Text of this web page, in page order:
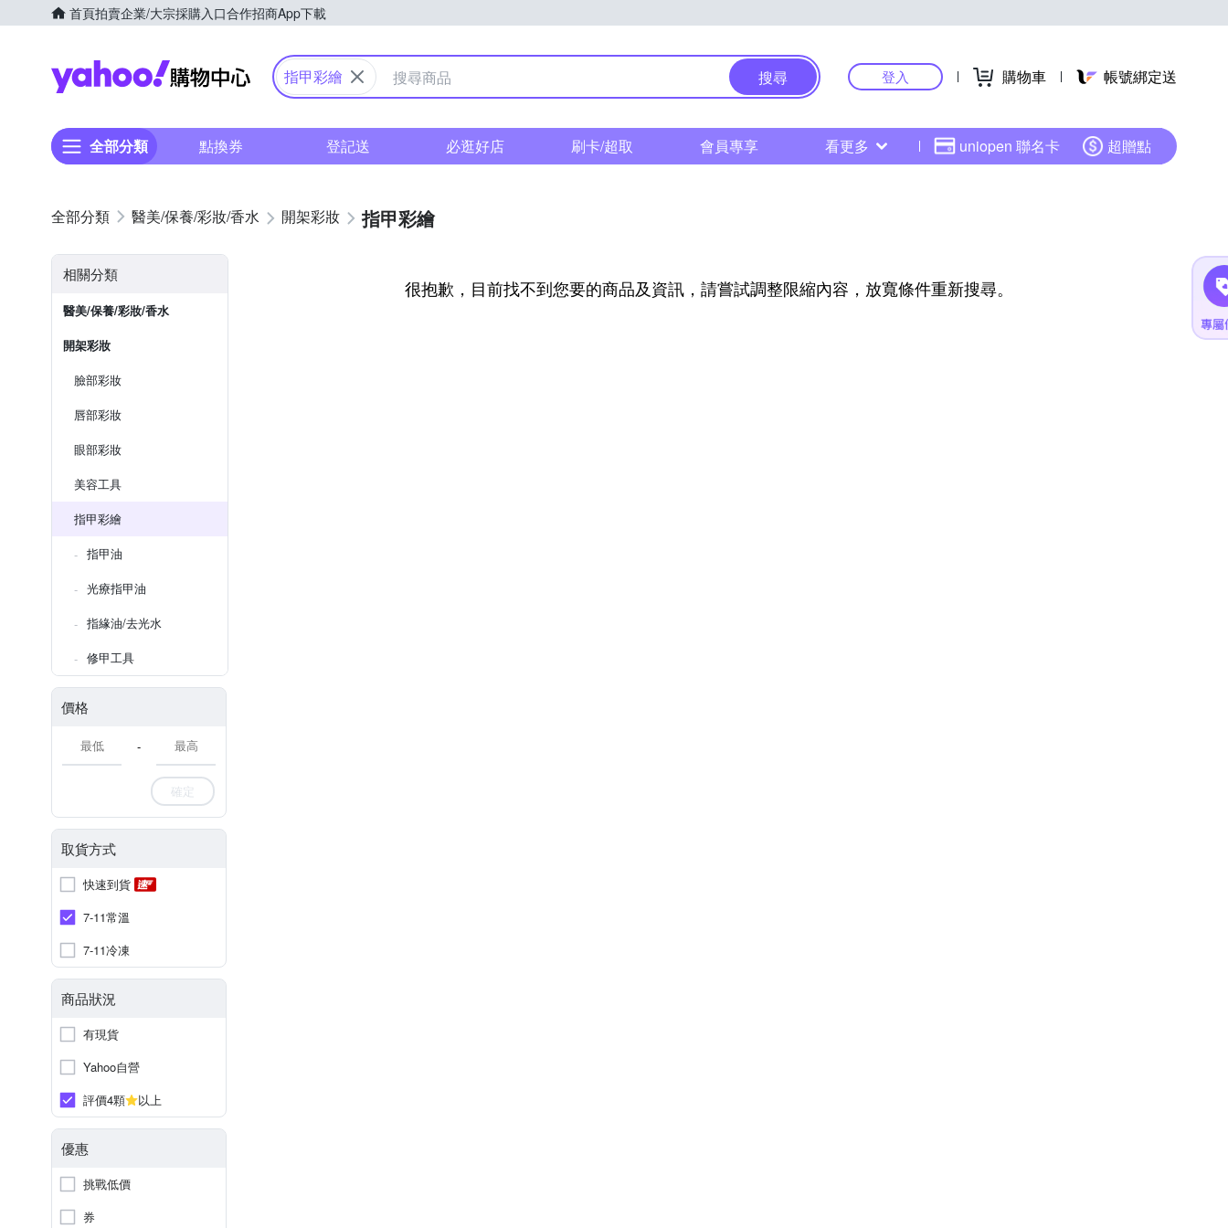
首頁拍賣企業/大宗採購入口合作招商App下載
Yahoo購物中心
指甲彩繪 搜尋 登入 購物車 帳號綁定送
全部分類 點換券 登記送 必逛好店 刷卡/超取 會員專享 看更多 uniopen 聯名卡 超贈點
醫美/保養/彩妝/香水 開架彩妝 指甲彩繪
相關分類
醫美/保養/彩妝/香水
開架彩妝
臉部彩妝
唇部彩妝
眼部彩妝
美容工具
指甲彩繪
指甲油
光療指甲油
指緣油/去光水
修甲工具
價格
-
確定
取貨方式
快速到貨
7-11常溫
7-11冷凍
商品狀況
有現貨
Yahoo自營
評價4顆
以上
優惠
挑戰低價
券
很抱歉，目前找不到您要的商品及資訊，請嘗試調整限縮內容，放寬條件重新搜尋。